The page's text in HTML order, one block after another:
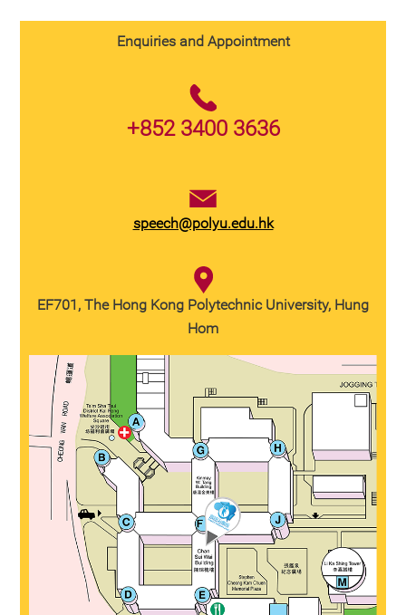
Enquiries and Appointment
+852 3400 3636
speech@polyu.edu.hk
EF701, The Hong Kong Polytechnic University, Hung
Hom